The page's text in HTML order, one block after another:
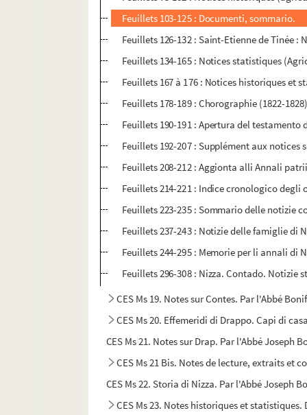
Feuillets 103-125 : Documenti, sommario.
Feuillets 126-132 : Saint-Etienne de Tinée
Feuillets 134-165 : Notices statistiques
Feuillets 167 à 176 : Notices historiques et
Feuillets 178-189 : Chorographie (1822-
Feuillets 190-191 : Apertura del testamento
Feuillets 192-207 : Supplément aux notices
Feuillets 208-212 : Aggionta alli Annali
Feuillets 214-221 : Indice cronologico
Feuillets 223-235 : Sommario delle notizie
Feuillets 237-243 : Notizie delle famiglie
Feuillets 244-295 : Memorie per li annali di
Feuillets 296-308 : Nizza. Contado. Notizie
CES Ms 19. Notes sur Contes. Par l'Abbé
CES Ms 20. Effemeridi di Drappo. Capi di
CES Ms 21. Notes sur Drap. Par l'Abbé Joseph
CES Ms 21 Bis. Notes de lecture, extraits et
CES Ms 22. Storia di Nizza. Par l'Abbé Joseph
CES Ms 23. Notes historiques et statistiques.